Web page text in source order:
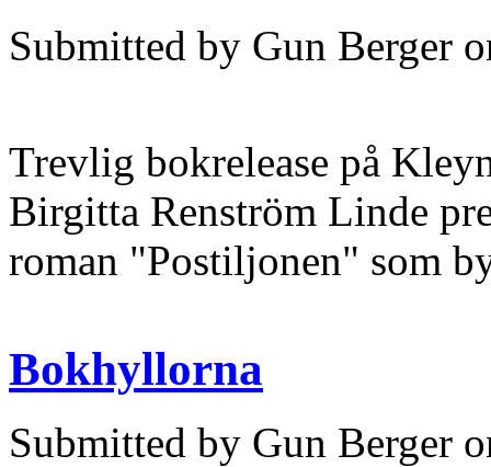
Submitted by Gun Berger
Trevlig bokrelease på
Birgitta Renström Linde
roman "Postiljonen" som
Bokhyllorna
Submitted by Gun Berger